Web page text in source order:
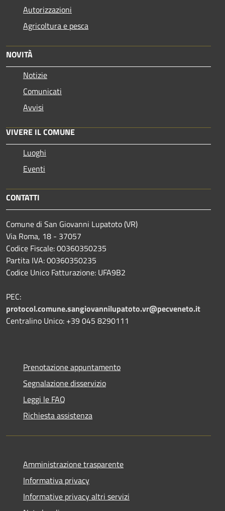
Autorizzazioni
Agricoltura e pesca
NOVITÀ
Notizie
Comunicati
Avvisi
VIVERE IL COMUNE
Luoghi
Eventi
CONTATTI
Comune di San Giovanni Lupatoto (VR)
Via Roma, 18 - 37057
Codice Fiscale: 00360350235
Partita IVA: 00360350235
Codice Unico Fatturazione: UFA9B2
PEC:
protocol.comune.sangiovannilupatoto.vr@pecveneto.it
Centralino Unico: +39 045 8290111
Prenotazione appuntamento
Segnalazione disservizio
Leggi le FAQ
Richiesta assistenza
Amministrazione trasparente
Informativa privacy
Informative privacy altri servizi